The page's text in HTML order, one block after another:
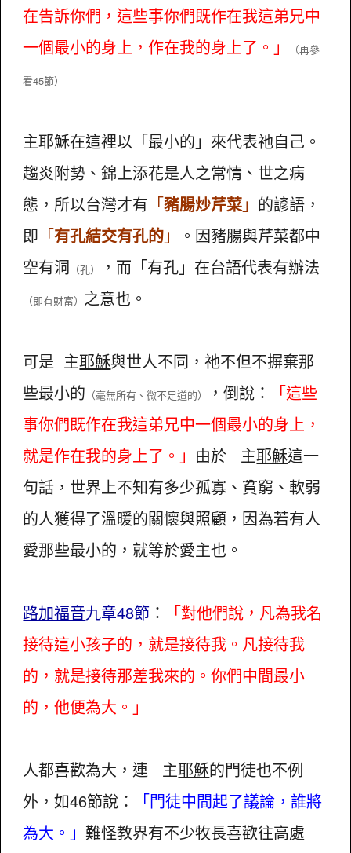
在告訴你們，這些事你們既作在我這弟兄中
一個最小的身上，作在我的身上了。」
（再參
看45節）
主耶穌在這裡以「最小的」來代表祂自己。
趨炎附勢、錦上添花是人之常情、世之病
態，所以台灣才有 「豬腸炒芹菜」 的諺語，
即 「有孔結交有孔的」
。因豬腸與芹菜都中
空有洞 （孔） ，而「有孔」在台語代表有辦法
（即有財富） 之意也。
可是 主耶穌與世人不同，祂不但不摒棄那
些最小的 （毫無所有、微不足道的） ，倒說：
「這些
事你們既作在我這弟兄中一個最小的身上，
就是作在我的身上了。」 由於 主耶穌這一
句話，世界上不知有多少孤寡、貧窮、軟弱
的人獲得了溫暖的關懷與照顧，因為若有人
愛那些最小的，就等於愛主也。
路加福音九章48節 ：
「對他們說，凡為我名
接待這小孩子的，就是接待我。凡接待我
的，就是接待那差我來的。你們中間最小
的，他便為大。」
人都喜歡為大，連 主耶穌的門徒也不例
外，如46節說：
「門徒中間起了議論，誰將
為大。」難怪教界有不少牧長喜歡往高處